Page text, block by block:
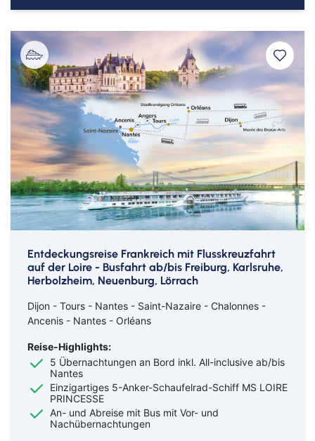
Entdeckungsreise Frankreich mit Flusskreuzfahrt
auf der Loire - Busfahrt ab/bis Freiburg, Karlsruhe,
Herbolzheim, Neuenburg, Lörrach
Dijon - Tours - Nantes - Saint-Nazaire - Chalonnes -
Ancenis - Nantes - Orléans
Reise-Highlights:
5 Übernachtungen an Bord inkl. All-inclusive ab/bis
Nantes
Einzigartiges 5-Anker-Schaufelrad-Schiff MS LOIRE
PRINCESSE
An- und Abreise mit Bus mit Vor- und
Nachübernachtungen